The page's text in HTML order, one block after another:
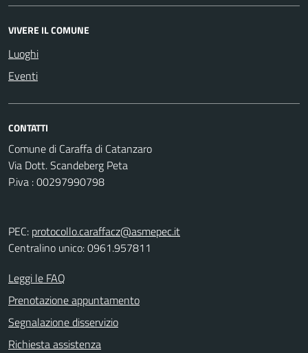
VIVERE IL COMUNE
Luoghi
Eventi
CONTATTI
Comune di Caraffa di Catanzaro
Via Dott. Scandeberg Peta
P.iva : 00297990798
PEC: protocollo.caraffacz@asmepec.it
Centralino unico: 0961.957811
Leggi le FAQ
Prenotazione appuntamento
Segnalazione disservizio
Richiesta assistenza